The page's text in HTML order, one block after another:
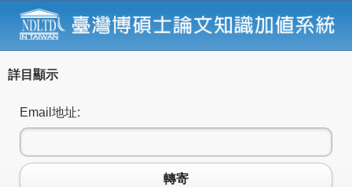
詳目顯示
Email地址:
轉寄